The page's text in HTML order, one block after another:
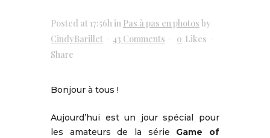
Posted at 17:56h in Pas à pas en photos by
CindyBarillet
43 Comments 0 Likes
Share
Bonjour à tous !
Aujourd’hui est un jour spécial pour
les amateurs de la série Game of